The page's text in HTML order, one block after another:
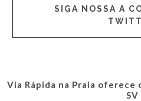
SIGA NOSSA A
Via Rápida na Praia oferece
SV